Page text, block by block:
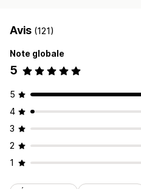
Avis (121)
Note globale
5
5
4
3
2
1